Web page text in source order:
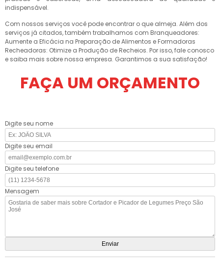
indispensável.
Com nossos serviços você pode encontrar o que almeja. Além dos
serviços já citados, também trabalhamos com Branqueadores:
Aumente a Eficácia na Preparação de Alimentos e Formadoras
Recheadoras: Otimize a Produção de Recheios. Por isso, fale conosco
e saiba mais sobre nossa empresa. Garantimos a sua satisfação!
FAÇA UM ORÇAMENTO
Digite seu nome
Digite seu email
Digite seu telefone
Mensagem